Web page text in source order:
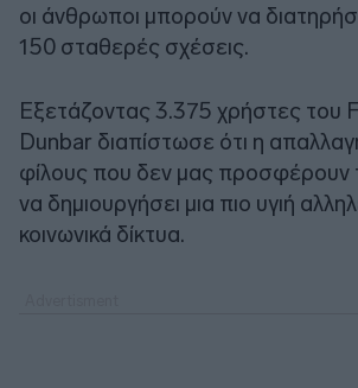
οι άνθρωποι μπορούν να
150 σταθερές σχέσεις.
Εξετάζοντας 3.375 χρήστες του
Dunbar διαπίστωσε ότι η
φίλους που δεν μας προσφέρουν
να δημιουργήσει μια πιο υγιή
κοινωνικά δίκτυα.